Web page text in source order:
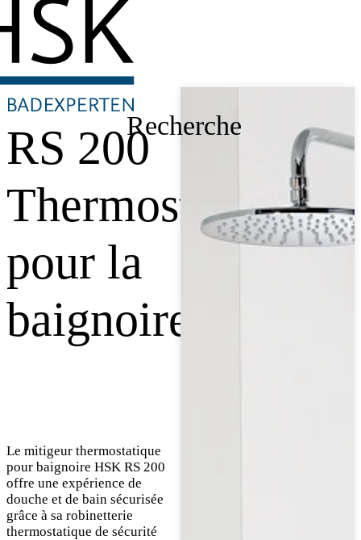
Recherche
RS 200
Thermostat
pour la
baignoire
Le mitigeur thermostatique
pour baignoire HSK RS 200
offre une expérience de
douche et de bain sécurisée
grâce à sa robinetterie
thermostatique de sécurité